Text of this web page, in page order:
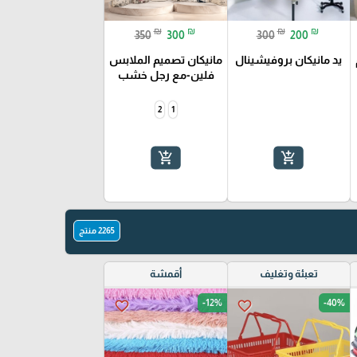
300 ₪ 200 ₪
يد مانيكان بروفيشينال
add_shopping_cart
350 ₪ 300 ₪
مانيكان تصميم الملابس
فلين-مع رجل خشب
1
2
add_shopping_cart
2265 منتج
تعبئة وتغليف
favorite_border -40%
أقمشة
favorite_border -12%